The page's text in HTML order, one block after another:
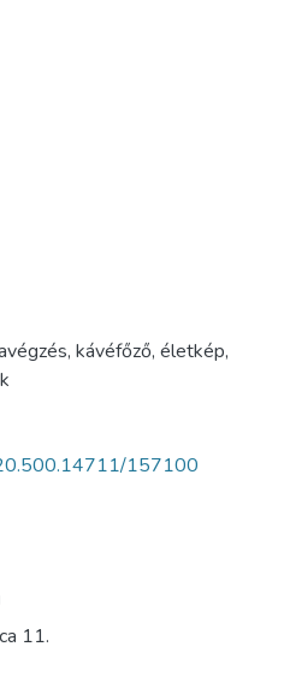
, kávéfőző, életkép,
157100
11.